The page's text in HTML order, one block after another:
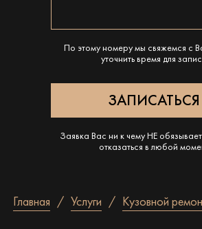
По этому номеру мы свяжемся с
уточнить время для
Заявка Вас ни к чему НЕ
отказаться в любой
Главная Услуги Кузовной